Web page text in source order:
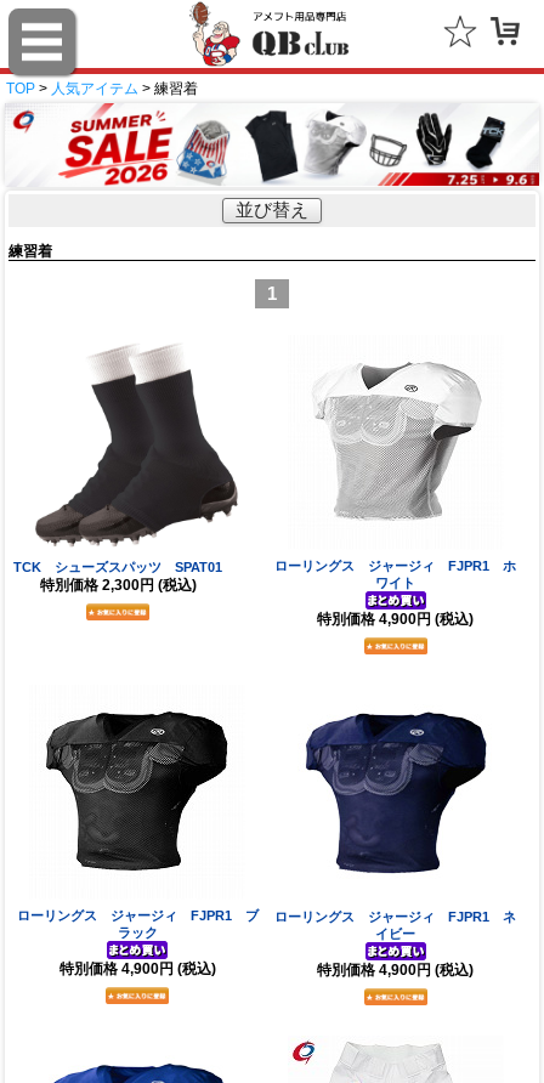
TOP > 人気アイテム > 練習着
並び替え
練習着
1
TCK シューズスパッツ SPAT01
特別価格 2,300円 (税込)
ローリングス ジャージィ FJPR1 ホ
ワイト
特別価格 4,900円 (税込)
ローリングス ジャージィ FJPR1 ブ
ラック
特別価格 4,900円 (税込)
ローリングス ジャージィ FJPR1 ネ
イビー
特別価格 4,900円 (税込)